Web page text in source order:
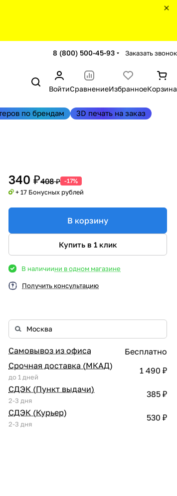
8 (800) 500-45-93 Заказать звонок
ВойтиСравнениеИзбранноеКорзина
по брендам 3D печать на заказ
340 ₽408 ₽ -17%
+ 17 Бонусных рублей
В корзину
Купить в 1 клик
В наличиини в одном магазине
Получить консультацию
Самовывоз из офиса
Бесплатно
Срочная доставка (МКАД)
до 1 дней
1 490 ₽
СДЭК (Пункт выдачи)
2-3 дня
385 ₽
СДЭК (Курьер)
2-3 дня
530 ₽